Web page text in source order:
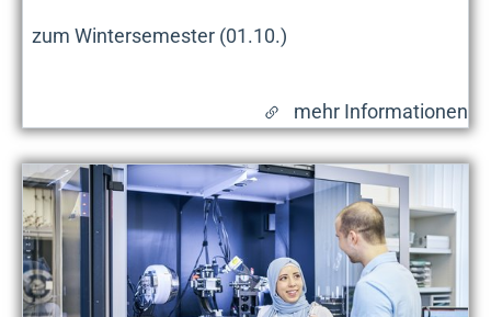
zum Wintersemester (01.10.)
mehr Informationen